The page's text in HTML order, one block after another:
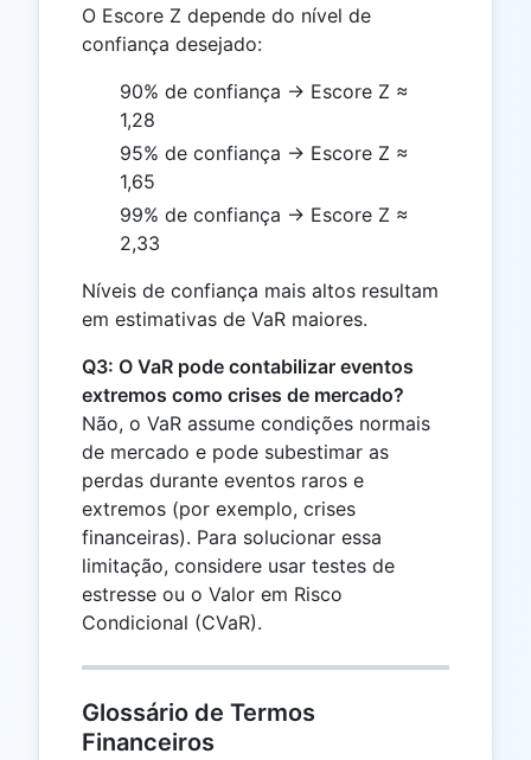
O Escore Z depende do nível de
confiança desejado:
90% de confiança → Escore Z ≈
1,28
95% de confiança → Escore Z ≈
1,65
99% de confiança → Escore Z ≈
2,33
Níveis de confiança mais altos resultam
em estimativas de VaR maiores.
Q3: O VaR pode contabilizar eventos
extremos como crises de mercado?
Não, o VaR assume condições normais
de mercado e pode subestimar as
perdas durante eventos raros e
extremos (por exemplo, crises
financeiras). Para solucionar essa
limitação, considere usar testes de
estresse ou o Valor em Risco
Condicional (CVaR).
Glossário de Termos
Financeiros